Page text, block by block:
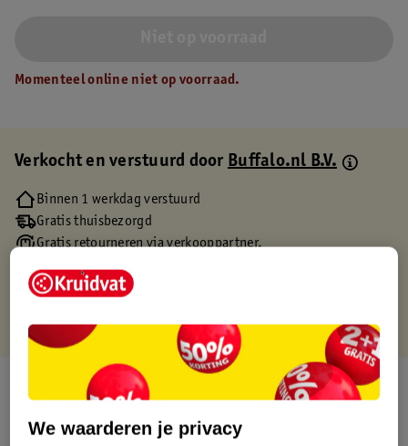
Momenteel online niet op voorraad.
Verkocht en verstuurd doorBuffalo.nl B.V.
Binnen 1 werkdag verstuurd
Gratis thuisbezorgd
Gratis retourneren via verkooppartner.
Over dit product
Productinformatie
We waarderen je privacy